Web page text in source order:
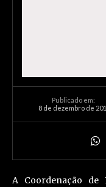
Publicado em:
8 de dezembro de
A Coordenação de